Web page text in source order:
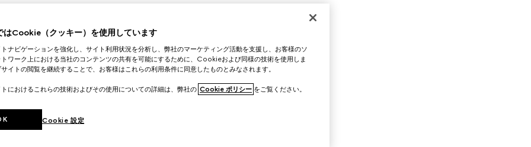
ショップ詳細
はCookie（クッキー）を使用しています
ナビゲーションを強化し、サイト利用状況を分析し、弊社のマーケティング活動を支援し、お客様のソ
トワーク上における当社のコンテンツの共有を可能にするために、Cookieおよび同様の技術を使用しま
イトの閲覧を継続することで、お客様はこれらの利用条件に同意したものとみなされます。
におけるこれらの技術およびその使用についての詳細は、弊社の Cookie ポリシー をご覧ください。
Cookie 設定